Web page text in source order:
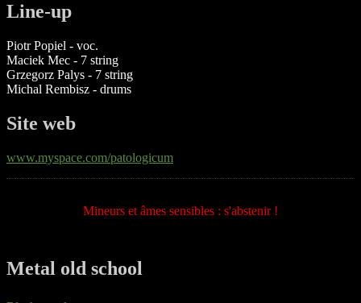
Line-up
Piotr Popiel - voc.
Maciek Mec - 7 string
Grzegorz Palys - 7 string
Michal Rembisz - drums
Site web
www.myspace.com/patologicum
Mineurs et âmes sensibles : s'abstenir !
Metal old school